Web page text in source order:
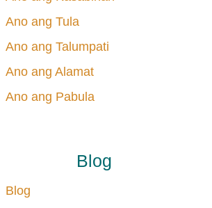
Ano ang Tula
Ano ang Talumpati
Ano ang Alamat
Ano ang Pabula
Blog
Blog